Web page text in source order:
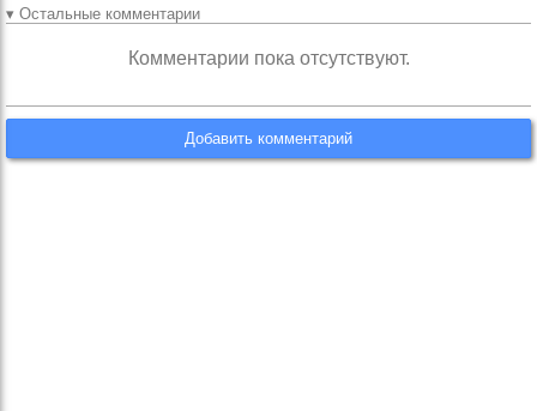
▾ Остальные комментарии
Комментарии пока отсутствуют.
Добавить комментарий